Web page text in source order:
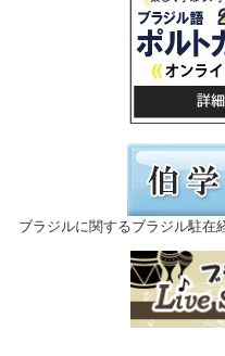
ブラジルに関するブラジル駐在